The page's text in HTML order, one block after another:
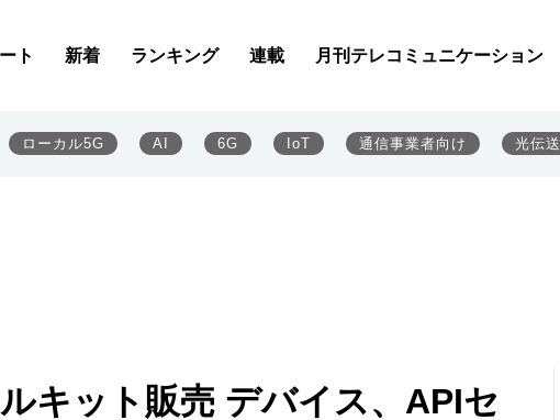
ト 新着 ランキング 連載 月刊テレコミュニケーション
ローカル5G AI 6G IoT 通信事業者向け 光伝送
キット販売 デバイス、APIセ